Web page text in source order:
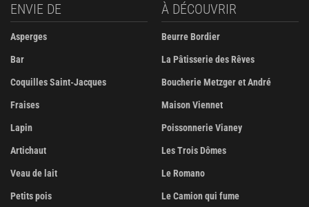
ENVIE DE
Asperges
Bar
Coquilles Saint-Jacques
Fraises
Lapin
Artichaut
Veau de lait
Petits pois
À DÉCOUVRIR
Beurre Bordier
La Pâtisserie des Rêves
Boucherie Metzger et André
Maison Viennet
Poissonnerie Vianey
Les Trois Dômes
Le Romano
Le Camion qui fume